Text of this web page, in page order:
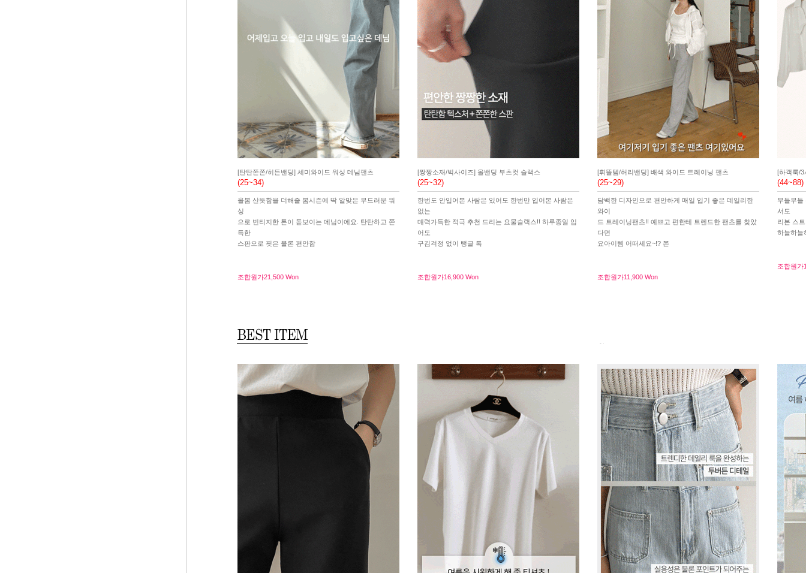
[탄탄쫀쫀/히든밴딩] 세미와이드 워싱 데님팬츠
(25~34)
올봄 산뜻함을 더해줄 봄시즌에 딱 알맞은 부드러운 워
싱
으로 빈티지한 톤이 돋보이는 데님이에요. 탄탄하고 쫀
득한
스판으로 핏은 물론 편안함
조합원가21,500 Won
[짱짱소재/빅사이즈] 올밴딩 부츠컷 슬랙스
(25~32)
한번도 안입어본 사람은 있어도 한번만 입어본 사람은
없는
매력가득한 적극 추천 드리는 요물슬랙스!! 하루종일 입
어도
구김걱정 없이 탱글 톡
조합원가16,900 Won
[휘뚤템/허리밴딩] 배색 와이드 트레이닝 팬츠
(25~29)
담백한 디자인으로 편안하게 매일 입기 좋은 데일리한
와이
드 트레이닝팬츠!! 예쁘고 편한테 트렌드한 팬츠를 찾았
다면
요아이템 어떠세요~!? 쫀
조합원가11,900 Won
[하객룩/3
(44~88)
부들부들
서도
리본 스
하늘하늘
조합원가